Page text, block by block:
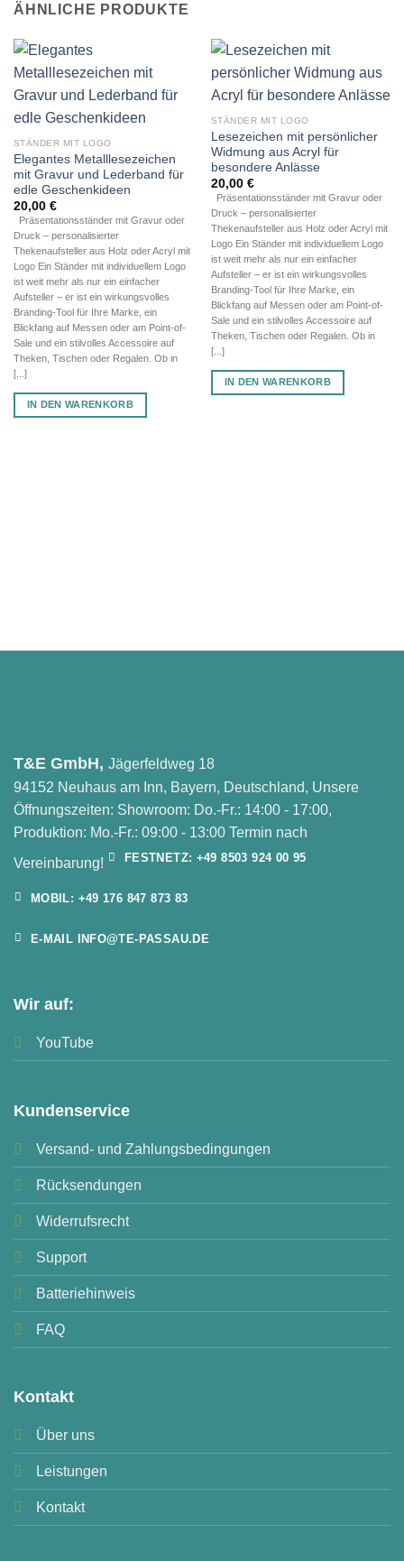
ÄHNLICHE PRODUKTE
STÄNDER MIT LOGO
Elegantes Metalllesezeichen
mit Gravur und Lederband für
edle Geschenkideen
20,00 €
Präsentationsständer mit Gravur oder
Druck – personalisierter
Thekenaufsteller aus Holz oder Acryl mit
Logo Ein Ständer mit individuellem Logo
ist weit mehr als nur ein einfacher
Aufsteller – er ist ein wirkungsvolles
Branding-Tool für Ihre Marke, ein
Blickfang auf Messen oder am Point-of-
Sale und ein stilvolles Accessoire auf
Theken, Tischen oder Regalen. Ob in
[...]
IN DEN WARENKORB
STÄNDER MIT LOGO
Lesezeichen mit persönlicher
Widmung aus Acryl für
besondere Anlässe
20,00 €
Präsentationsständer mit Gravur oder
Druck – personalisierter
Thekenaufsteller aus Holz oder Acryl mit
Logo Ein Ständer mit individuellem Logo
ist weit mehr als nur ein einfacher
Aufsteller – er ist ein wirkungsvolles
Branding-Tool für Ihre Marke, ein
Blickfang auf Messen oder am Point-of-
Sale und ein stilvolles Accessoire auf
Theken, Tischen oder Regalen. Ob in
[...]
IN DEN WARENKORB
T&E GmbH, Jägerfeldweg 18
94152 Neuhaus am Inn, Bayern, Deutschland, Unsere
Öffnungszeiten: Showroom: Do.-Fr.: 14:00 - 17:00,
Produktion: Mo.-Fr.: 09:00 - 13:00 Termin nach
Vereinbarung!
FESTNETZ: +49 8503 924 00 95
MOBIL: +49 176 847 873 83
E-MAIL INFO@TE-PASSAU.DE
Wir auf:
YouTube
Kundenservice
Versand- und Zahlungsbedingungen
Rücksendungen
Widerrufsrecht
Support
Batteriehinweis
FAQ
Kontakt
Über uns
Leistungen
Kontakt